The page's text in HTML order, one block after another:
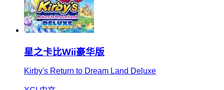
星之卡比Wii豪华版
Kirby's Return to Dream Land Deluxe